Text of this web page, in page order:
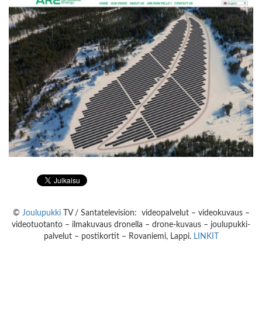
© JoulupukkiTV / Santatelevision: videopalvelut – videokuvaus –
videotuotanto – ilmakuvaus dronella – drone-kuvaus – joulupukki-
palvelut – postikortit – Rovaniemi, Lappi. LINKIT